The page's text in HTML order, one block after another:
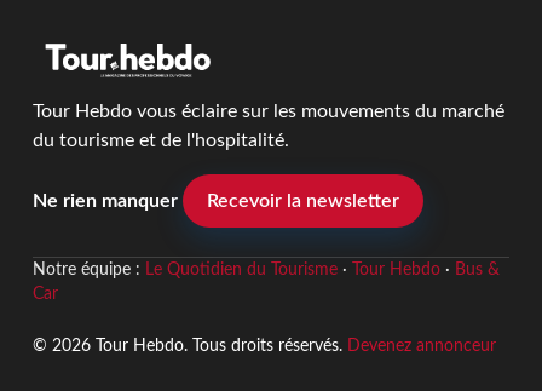
Tour Hebdo vous éclaire sur les mouvements du marché
du tourisme et de l'hospitalité.
Ne rien manquer Recevoir la newsletter
Notre équipe : Le Quotidien du Tourisme· Tour Hebdo· Bus &
Car
© 2026 Tour Hebdo. Tous droits réservés. Devenez annonceur